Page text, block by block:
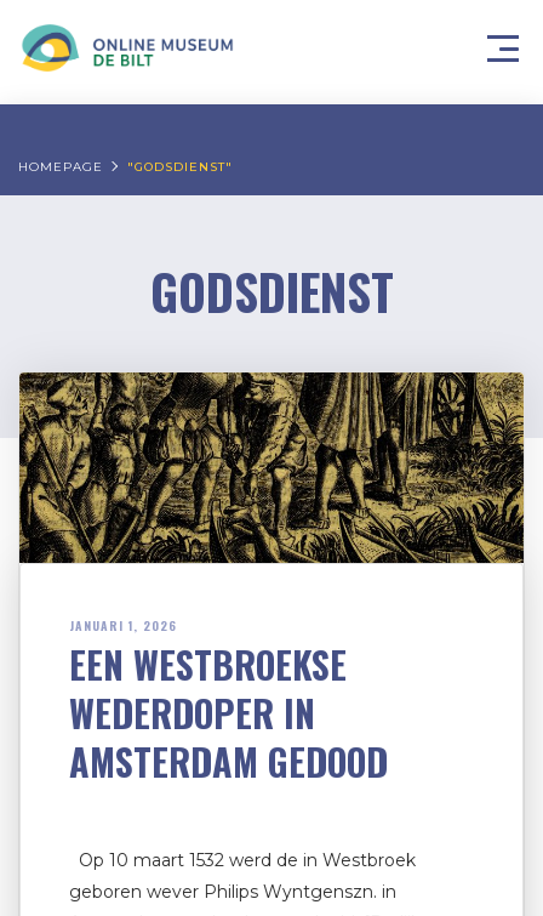
HOMEPAGE "GODSDIENST"
GODSDIENST
JANUARI 1, 2026
EEN WESTBROEKSE
WEDERDOPER IN
AMSTERDAM GEDOOD
Op 10 maart 1532 werd de in Westbroek
geboren wever Philips Wyntgenszn. in